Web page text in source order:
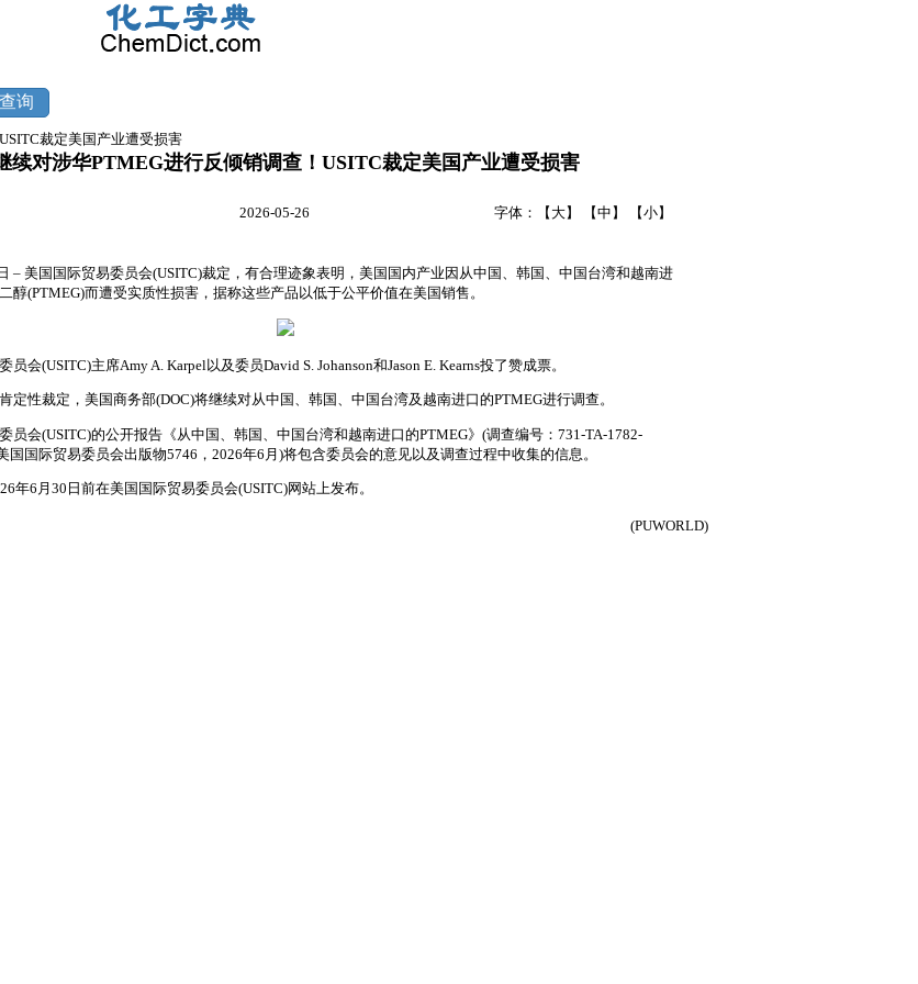
裁定美国产业遭受损害
续对涉华PTMEG进行反倾销调查！USITC裁定美国产业遭受损害
2026-05-26 字体： 【大】 【中】 【小】
– 美国国际贸易委员会(USITC)裁定，有合理迹象表明，美国国内产业因从中国、韩国、中国台湾和越南进
醇(PTMEG)而遭受实质性损害，据称这些产品以低于公平价值在美国销售。
员会(USITC)主席Amy A. Karpel以及委员David S. Johanson和Jason E. Kearns投了赞成票。
定性裁定，美国商务部(DOC)将继续对从中国、韩国、中国台湾及越南进口的PTMEG进行调查。
员会(USITC)的公开报告《从中国、韩国、中国台湾和越南进口的PTMEG》(调查编号：731-TA-1782-
国国际贸易委员会出版物5746，2026年6月)将包含委员会的意见以及调查过程中收集的信息。
年6月30日前在美国国际贸易委员会(USITC)网站上发布。
(PUWORLD)